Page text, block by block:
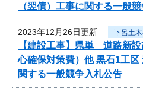
（翌債）工事に関する一般
2023年12月26日更新 下呂土
【建設工事】県単 道路新
心確保対策費）他 黒石1工
関する一般競争入札公告